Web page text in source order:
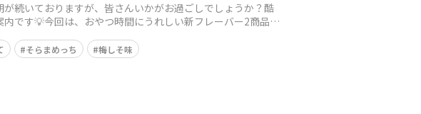
続いておりますが、皆さんいかがお過ごしでしょうか？酷
です💡今回は、おやつ時間にうれしい新フレーバー2商品
そらまめっち
梅しそ味